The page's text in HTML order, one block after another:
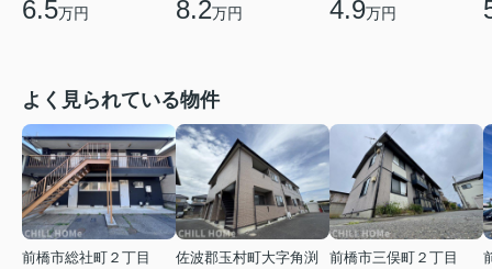
6.5万円 8.2万円 4.9万円
よく見られている物件
前橋市総社町２丁目
佐波郡玉村町大字角渕
前橋市三俣町２丁目